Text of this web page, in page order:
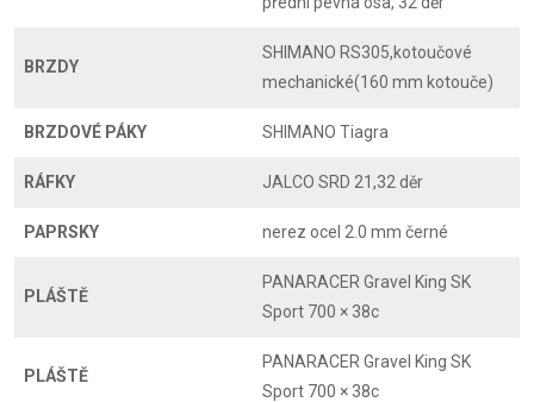
BRZDY
SHIMANO RS305,kotoučové
mechanické(160 mm kotouče)
BRZDOVÉ PÁKY SHIMANO Tiagra
RÁFKY JALCO SRD 21,32 děr
PAPRSKY nerez ocel 2.0 mm černé
PLÁŠTĚ
PANARACER Gravel King SK
Sport 700 × 38c
PLÁŠTĚ
PANARACER Gravel King SK
Sport 700 × 38c